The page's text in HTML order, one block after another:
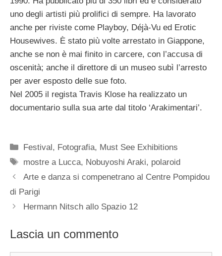
uno degli artisti più prolifici di sempre. Ha lavorato
anche per riviste come Playboy, Déjà-Vu ed Erotic
Housewives. È stato più volte arrestato in Giappone,
anche se non è mai finito in carcere, con l’accusa di
oscenità; anche il direttore di un museo subì l’arresto
per aver esposto delle sue foto.
Nel 2005 il regista Travis Klose ha realizzato un
documentario sulla sua arte dal titolo ‘Arakimentari’.
Categorie
Festival, Fotografia, Must See Exhibitions
Tag
mostre a Lucca, Nobuyoshi Araki, polaroid
Arte e danza si compenetrano al Centre Pompidou
di Parigi
Hermann Nitsch allo Spazio 12
Lascia un commento